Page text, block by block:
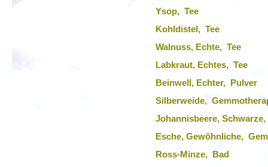
Ysop, Tee
Kohldistel, Tee
Walnuss, Echte, Tee
Labkraut, Echtes, Tee
Beinwell, Echter, Pulver
Silberweide,
Johannisbeere,
Esche, Gewöhnliche,
Ross-Minze, Bad